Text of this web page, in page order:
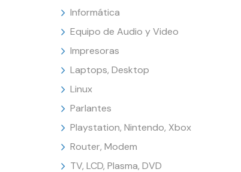
Informática
Equipo de Audio y Video
Impresoras
Laptops, Desktop
Linux
Parlantes
Playstation, Nintendo, Xbox
Router, Modem
TV, LCD, Plasma, DVD